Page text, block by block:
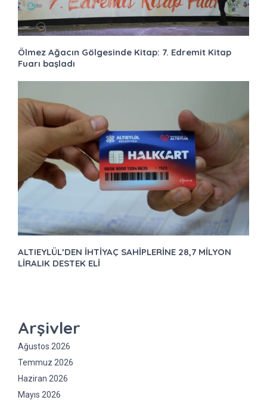
Ölmez Ağacın Gölgesinde Kitap: 7. Edremit Kitap
Fuarı başladı
ALTIEYLÜL’DEN İHTİYAÇ SAHİPLERİNE 28,7 MİLYON
LİRALIK DESTEK ELİ
Arşivler
Ağustos 2026
Temmuz 2026
Haziran 2026
Mayıs 2026